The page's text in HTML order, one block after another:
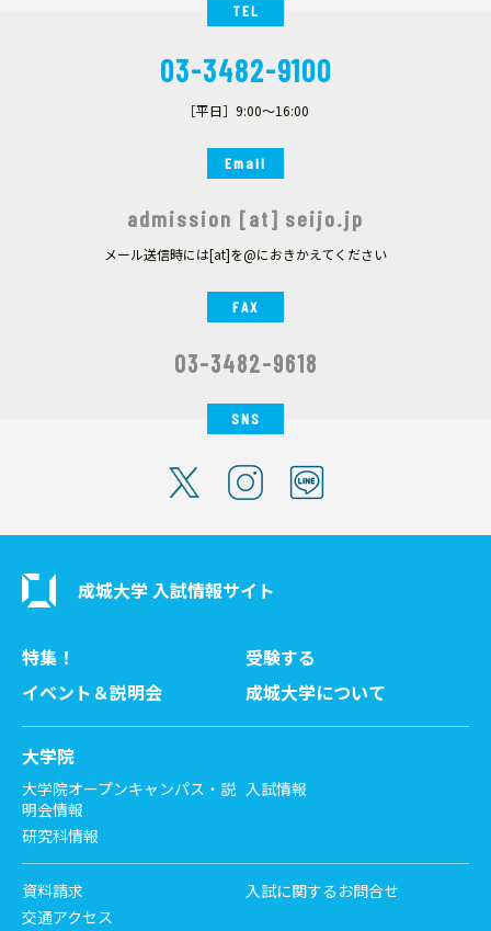
TEL
03-3482-9100
［平日］9:00～16:00
Email
admission [at] seijo.jp
メール送信時には[at]を@におきかえてください
FAX
03-3482-9618
SNS
成城大学 入試情報サイト
特集！
受験する
イベント＆説明会
成城大学について
大学院
大学院オープンキャンパス・説
明会情報
入試情報
研究科情報
資料請求
入試に関するお問合せ
交通アクセス